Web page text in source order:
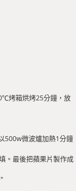
烤箱烘烤25分鐘，放
500w微波爐加熱1分鐘
。最後把蘋果片製作成